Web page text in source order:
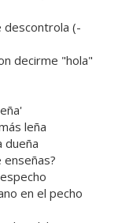
descontrola (-
decirme "hola"
leña
dueña
en el pecho